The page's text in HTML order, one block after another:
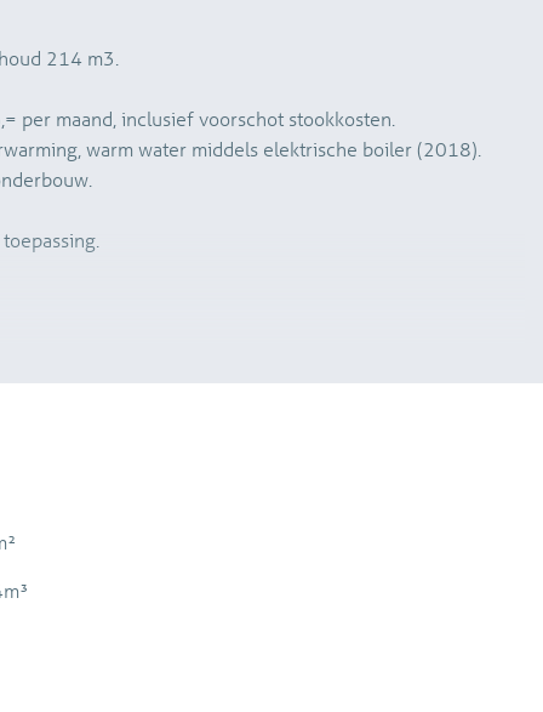
214 m3.
per maand, inclusief voorschot stookkosten.
warm water middels elektrische boiler (2018).